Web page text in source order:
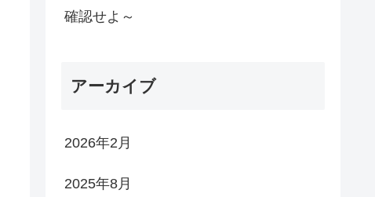
確認せよ～
アーカイブ
2026年2月
2025年8月